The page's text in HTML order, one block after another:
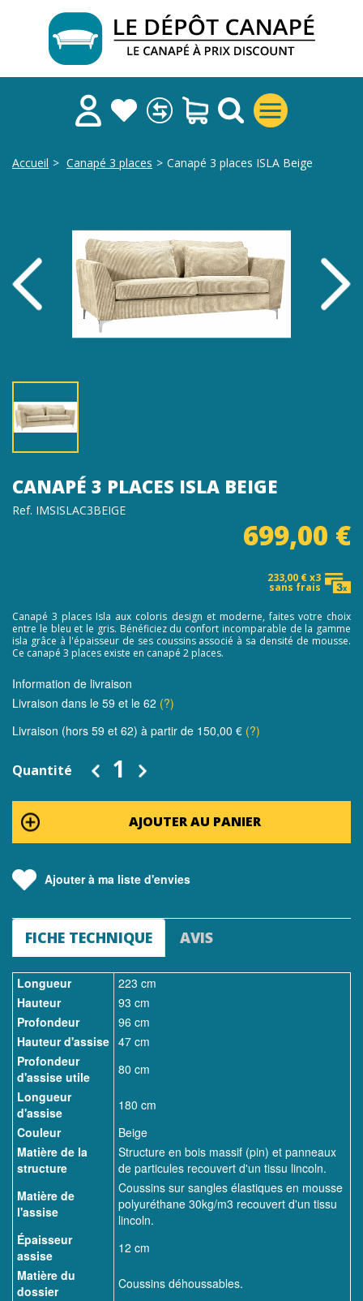
Accueil > Canapé 3 places > Canapé 3 places ISLA Beige
CANAPÉ 3 PLACES ISLA BEIGE
Ref. IMSISLAC3BEIGE
699,00 €
233,00 € x3
sans frais
Canapé 3 places Isla aux coloris design et moderne, faites votre choix
entre le bleu et le gris. Bénéficiez du confort incomparable de la gamme
isla grâce à l'épaisseur de ses coussins associé à sa densité de mousse.
Ce canapé 3 places existe en canapé 2 places.
Information de livraison
Livraison dans le 59 et le 62 (?)
Livraison (hors 59 et 62) à partir de 150,00 € (?)
Quantité
AJOUTER AU PANIER
Ajouter à ma liste d'envies
FICHE TECHNIQUE AVIS
Longueur
223 cm
Hauteur
93 cm
Profondeur
96 cm
Hauteur d'assise 47 cm
Profondeur
d'assise utile
80 cm
Longueur
d'assise
180 cm
Couleur
Beige
Matière de la
structure
Structure en bois massif (pin) et panneaux
de particules recouvert d'un tissu lincoln.
Matière de
l'assise
Coussins sur sangles élastiques en mousse
polyuréthane 30kg/m3 recouvert d'un tissu
lincoln.
Épaisseur
assise
12 cm
Matière du
dossier
Coussins déhoussables.